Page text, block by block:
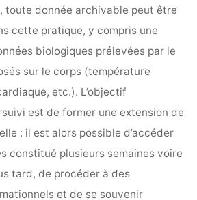
toute donnée archivable peut être
cette pratique, y compris une
biologiques prélevées par le
sur le corps (température
etc.). L’objectif
est de former une extension de
: il est alors possible d’accéder
constitué plusieurs semaines voire
tard, de procéder à des
et de se souvenir